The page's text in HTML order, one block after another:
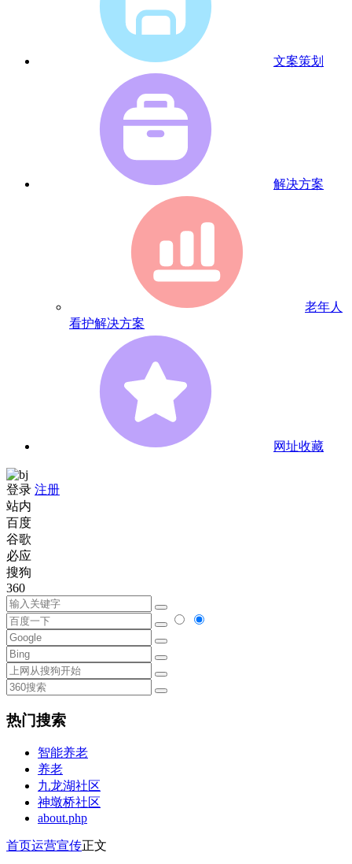
文案策划
解决方案
老年人
看护解决方案
网址收藏
登录 注册
站内
百度
谷歌
必应
搜狗
360
热门搜索
智能养老
养老
九龙湖社区
神墩桥社区
about.php
首页运营宣传正文